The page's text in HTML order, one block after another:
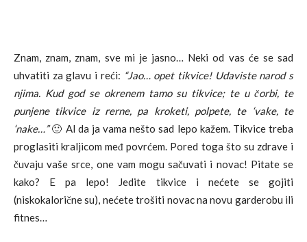
Znam, znam, znam, sve mi je jasno… Neki od vas će se sad
uhvatiti za glavu i reći: “Jao… opet tikvice! Udaviste narod s
njima. Kud god se okrenem tamo su tikvice; te u čorbi, te
punjene tikvice iz rerne, pa kroketi, polpete, te ‘vake, te
‘nake…”🙂 Al da ja vama nešto sad lepo kažem. Tikvice treba
proglasiti kraljicom međ povrćem. Pored toga što su zdrave i
čuvaju vaše srce, one vam mogu sačuvati i novac! Pitate se
kako? E pa lepo! Jedite tikvice i nećete se gojiti
(niskokalorične su), nećete trošiti novac na novu garderobu ili
fitnes…